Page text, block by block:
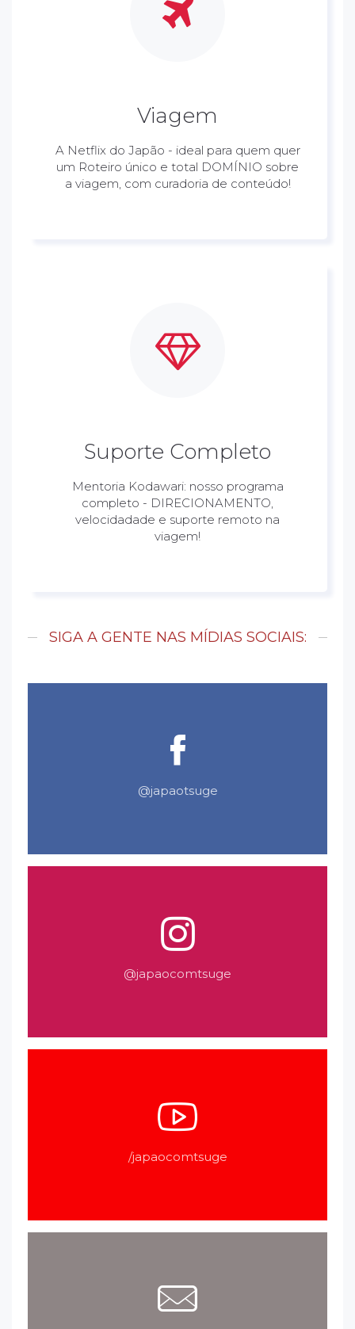
Viagem
A Netflix do Japão - ideal para quem quer
um Roteiro único e total DOMÍNIO sobre
a viagem, com curadoria de conteúdo!
Suporte Completo
Mentoria Kodawari: nosso programa
completo - DIRECIONAMENTO,
velocidadade e suporte remoto na
viagem!
SIGA A GENTE NAS MÍDIAS SOCIAIS:
@japaotsuge
@japaocomtsuge
/japaocomtsuge